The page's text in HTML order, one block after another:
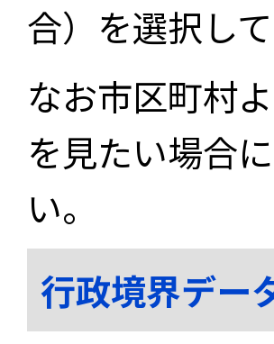
合）を選択し
なお市区町村
を見たい場合
い。
行政境界デー